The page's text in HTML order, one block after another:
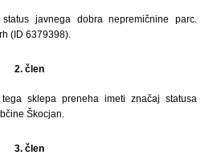
javnega dobra nepremičnine parc.
(ID 6379398).
2. člen
sklepa preneha imeti značaj statusa
Škocjan.
3. člen